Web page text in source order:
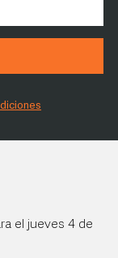
el jueves 4 de